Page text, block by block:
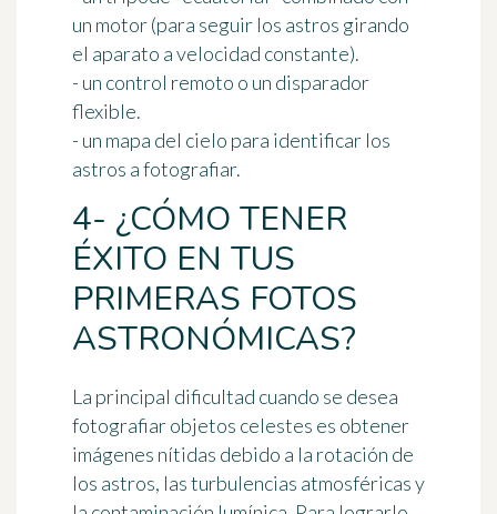
un motor (para seguir los astros girando
el aparato a velocidad constante).
- un control remoto o un disparador
flexible.
- un mapa del cielo para identificar los
astros a fotografiar.
4- ¿CÓMO TENER
ÉXITO EN TUS
PRIMERAS FOTOS
ASTRONÓMICAS?
La principal dificultad cuando se desea
fotografiar objetos celestes es obtener
imágenes nítidas debido a la rotación de
los astros, las turbulencias atmosféricas y